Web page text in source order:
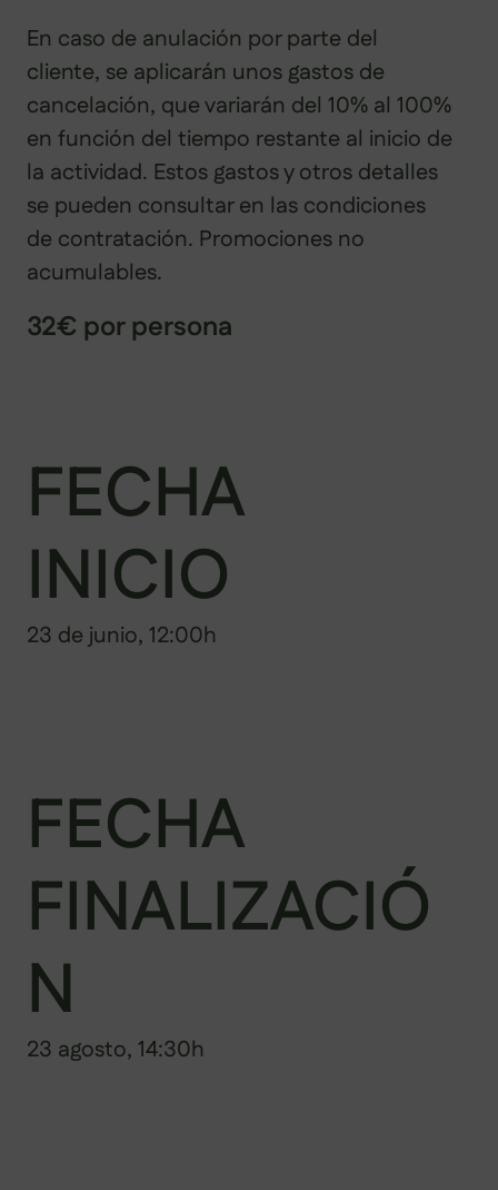
En caso de anulación por parte del
cliente, se aplicarán unos gastos de
cancelación, que variarán del 10% al 100%
en función del tiempo restante al inicio de
la actividad. Estos gastos y otros detalles
se pueden consultar en las condiciones
de contratación. Promociones no
acumulables.
32€ por persona
FECHA
INICIO
23 de junio, 12:00h
FECHA
FINALIZACIÓ
N
23 agosto, 14:30h